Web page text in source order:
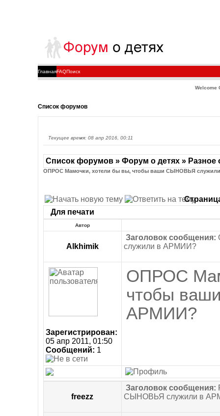
ГлавнаяFAQПоиск
Welcome
Список форумов
Текущее время: 08 апр 2016, 00:11
Список форумов » Форум о детях » Разное
ОПРОС Мамочки, хотели бы вы, чтобы ваши СЫНОВЬЯ
Для печати
Автор
Alkhimik
Заголовок сообщения:
служили в АРМИИ?
Зарегистрирован:
05 апр 2011, 01:50
Сообщений: 1
ОПРОС
чтобы
АРМИИ?
freezz
Заголовок сообщения:
СЫНОВЬЯ служили в